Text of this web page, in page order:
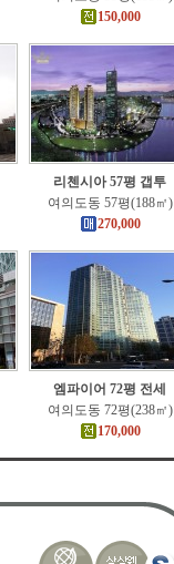
150,000
리첸시아 57평 갭투
여의도동 57평(188㎡)
270,000
엠파이어 72평 전세
여의도동 72평(238㎡)
170,000